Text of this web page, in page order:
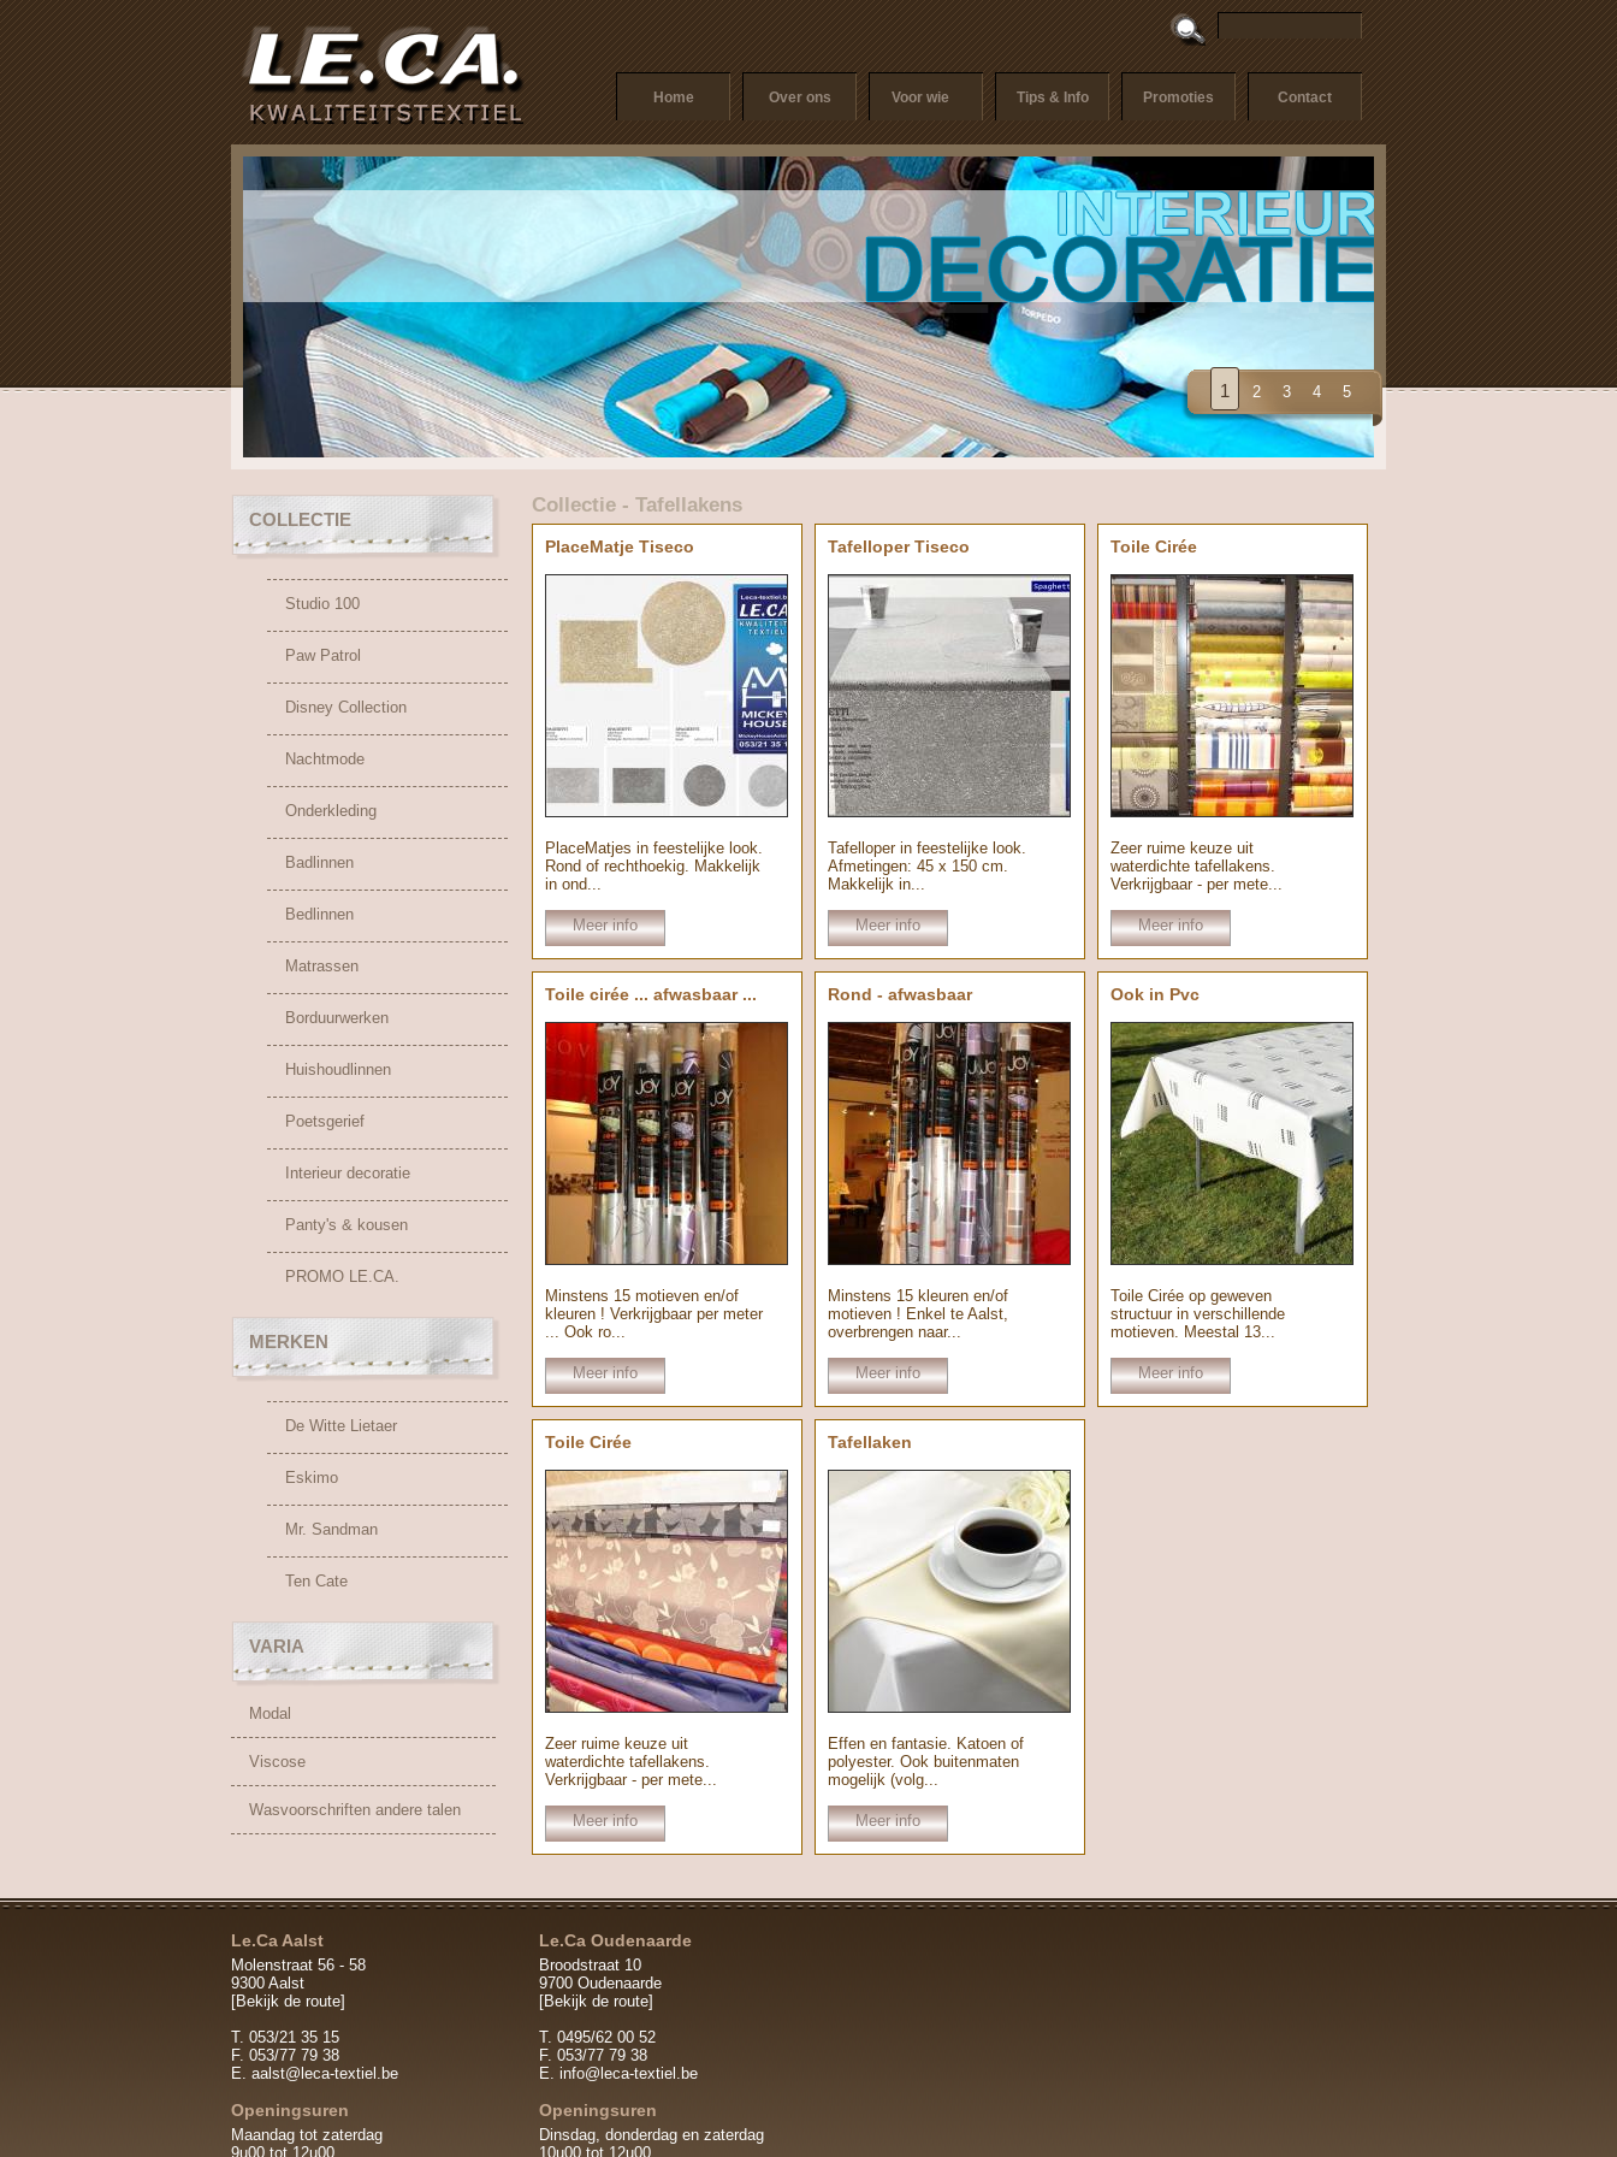
Home Over ons Voor wie Tips & Info Promoties Contact
1 2 3 4 5
COLLECTIE
Studio 100
Paw Patrol
Disney Collection
Nachtmode
Onderkleding
Badlinnen
Bedlinnen
Matrassen
Borduurwerken
Huishoudlinnen
Poetsgerief
Interieur decoratie
Panty's & kousen
PROMO LE.CA.
MERKEN
De Witte Lietaer
Eskimo
Mr. Sandman
Ten Cate
VARIA
Modal
Viscose
Wasvoorschriften andere talen
Collectie - Tafellakens
PlaceMatje Tiseco
PlaceMatjes in feestelijke look.
Rond of rechthoekig. Makkelijk
in ond...
Meer info
Tafelloper Tiseco
Tafelloper in feestelijke look.
Afmetingen: 45 x 150 cm.
Makkelijk in...
Meer info
Toile Cirée
Zeer ruime keuze uit
waterdichte tafellakens.
Verkrijgbaar - per mete...
Meer info
Toile cirée ... afwasbaar ...
Minstens 15 motieven en/of
kleuren ! Verkrijgbaar per meter
... Ook ro...
Meer info
Rond - afwasbaar
Minstens 15 kleuren en/of
motieven ! Enkel te Aalst,
overbrengen naar...
Meer info
Ook in Pvc
Toile Cirée op geweven
structuur in verschillende
motieven. Meestal 13...
Meer info
Toile Cirée
Zeer ruime keuze uit
waterdichte tafellakens.
Verkrijgbaar - per mete...
Meer info
Tafellaken
Effen en fantasie. Katoen of
polyester. Ook buitenmaten
mogelijk (volg...
Meer info
Le.Ca Aalst
Molenstraat 56 - 58
9300 Aalst
[Bekijk de route]
T. 053/21 35 15
F. 053/77 79 38
E. aalst@leca-textiel.be
Openingsuren
Maandag tot zaterdag
9u00 tot 12u00
Le.Ca Oudenaarde
Broodstraat 10
9700 Oudenaarde
[Bekijk de route]
T. 0495/62 00 52
F. 053/77 79 38
E. info@leca-textiel.be
Openingsuren
Dinsdag, donderdag en zaterdag
10u00 tot 12u00